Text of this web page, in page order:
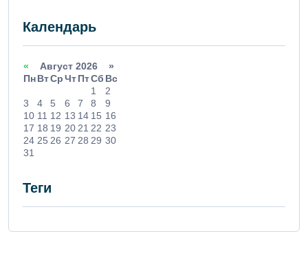
Календарь
« Август 2026 »
ПнВтСрЧтПтСб Вс
1
2
3
4 5 6 7 8
9
10 11 12 13 14 15 16
17 18 19 20 21 22 23
24 25 26 27 28 29 30
31
Теги